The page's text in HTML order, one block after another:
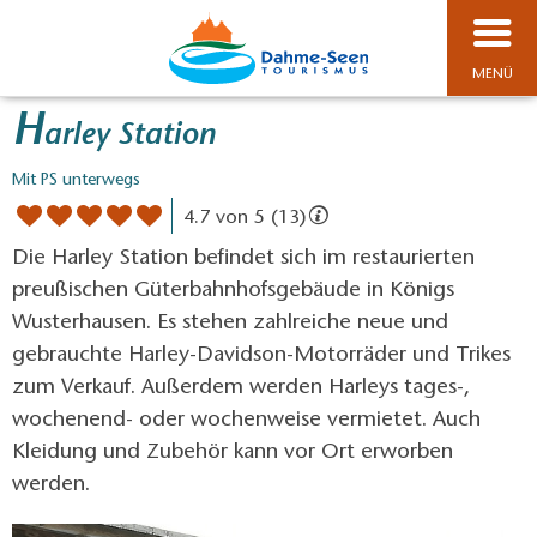
MENÜ
Harley Station
Mit PS unterwegs
4.7 von 5 (13)
Die Harley Station befindet sich im restaurierten
preußischen Güterbahnhofsgebäude in Königs
Wusterhausen. Es stehen zahlreiche neue und
gebrauchte Harley-Davidson-Motorräder und Trikes
zum Verkauf. Außerdem werden Harleys tages-,
wochenend- oder wochenweise vermietet. Auch
Kleidung und Zubehör kann vor Ort erworben
werden.